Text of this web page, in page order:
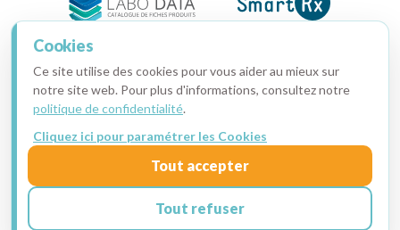
votre
intime
Copyright © 2015-2026 · Apotekisto, pharmacie en ligne
Mentions légales·Données personnelles
Cookies
Cookies
Ce site utilise des cookies pour vous aider au mieux sur
notre site web. Pour plus d'informations, consultez notre
politique de confidentialité.
Cliquez ici pour paramétrer les Cookies
Tout accepter
Tout refuser